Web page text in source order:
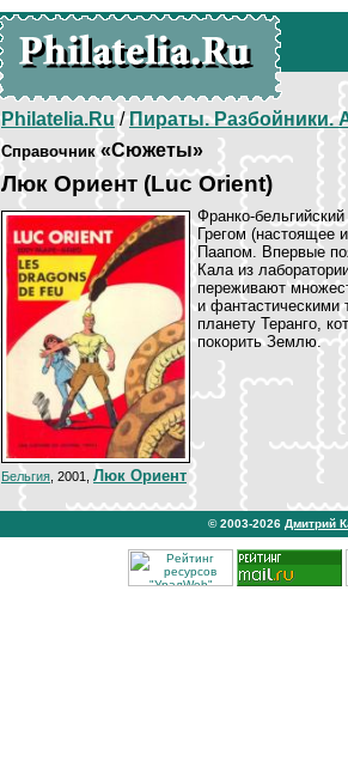
Philatelia.Ru/Пираты. Разбойники.
Справочник«Сюжеты»
Люк Ориент (Luc Orient)
Франко-
Грегом
Паапом. Впервые
Кала из
переживают
и фантастическими
планету Теранго,
покорить Землю.
Бельгия , 2001, Люк Ориент
© 2003-2026 Дмитрий